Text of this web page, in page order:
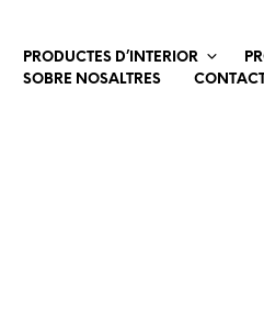
PRODUCTES D’INTERIOR
SOBRE NOSALTRES